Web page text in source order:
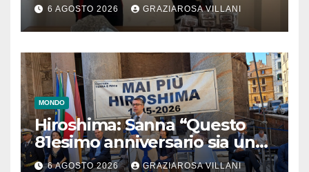
6 AGOSTO 2026 GRAZIAROSA VILLANI
MONDO
Hiroshima: Sanna “Questo
81esimo anniversario sia un
monito per tutti”
6 AGOSTO 2026 GRAZIAROSA VILLANI